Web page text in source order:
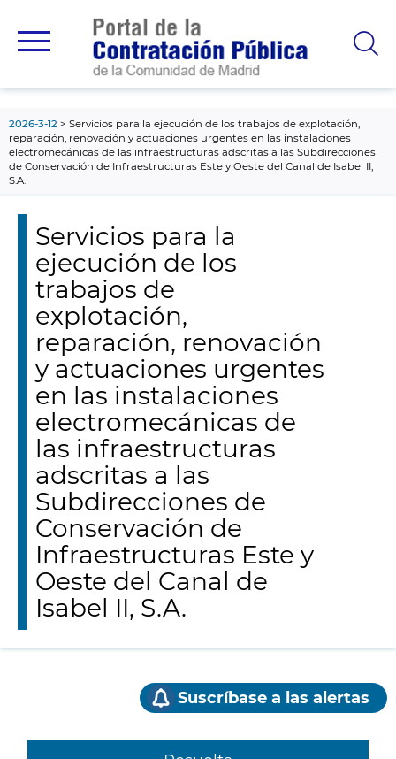
principal
2026-3-12
Servicios para la ejecución de los trabajos de explotación,
reparación, renovación y actuaciones urgentes en las instalaciones
electromecánicas de las infraestructuras adscritas a las Subdirecciones
de Conservación de Infraestructuras Este y Oeste del Canal de Isabel II,
S.A.
Servicios para la
ejecución de los
trabajos de
explotación,
reparación, renovación
y actuaciones urgentes
en las instalaciones
electromecánicas de
las infraestructuras
adscritas a las
Subdirecciones de
Conservación de
Infraestructuras Este y
Oeste del Canal de
Isabel II, S.A.
Suscríbase a las alertas